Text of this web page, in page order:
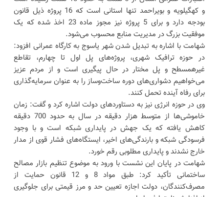
و کهگیلویه و بویراحمد تنها استانی است که 16 پروژه ذیل قانون
بودجه دارد و برای 5 پروژه نیز مجوز ماده 23 اخذ شده که یک
موفقیت بزرگ در مدیریت منابع محسوب می‌شود.
شهامت با اشاره به تبدیل شدن شهر یاسوج به کارگاه عمرانی افزود:
در حوزه ترافیک شهری، پروژه‌های پل اول تا چهارم، تقاطع
غیرهمسطح و پل مختار در حال پیگیری است و از مردم عزیز
می‌خواهیم دشواری‌های دوره ساخت‌وساز را به عنوان سرمایه‌گذاری
برای رفاه آینده تحمل کنند.
وی در حوزه انرژی نیز به دستاوردهای دولت اشاره کرد و گفت: زمان
خاموشی‌ها از متوسط هزار دقیقه در سال به حدود 700 دقیقه
کاهش یافته که یک جهش در پایداری شبکه است و با وجود
فرسودگی شبکه و بارندگی‌های اخیر، ایستگاه‌های فشار قوی از مدار
خارج نشدند و پایداری مطلوبی رقم خورد.
شهامت در پایان این نشست با ورود به موضوع تنظیم بازار مصالح
ساختمانی تأکید کرد: طبق مواد 8 و 12 قانون حمایت از
مصرف‌کنندگان، دولت اجازه تعیین حد و مرز قیمتی برای جلوگیری